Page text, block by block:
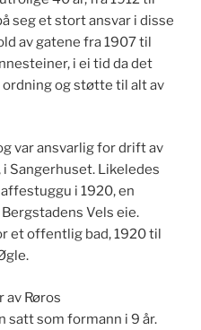
seg et stort ansvar i disse
av gatene fra 1907 til
i ei tid da det
og støtte til alt av
var ansvarlig for drift av
Sangerhuset. Likeledes
i 1920, en
Vels eie.
et offentlig bad, 1920 til
av Røros
satt som formann i 9 år.